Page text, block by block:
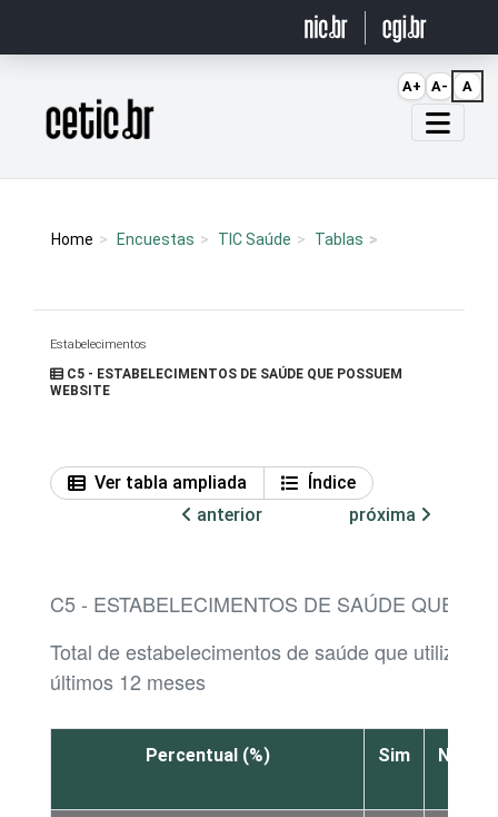
Página inicial
Home Encuestas TIC Saúde Tablas
Estabelecimentos
C5 - ESTABELECIMENTOS DE SAÚDE QUE POSSUEM
WEBSITE
Ver tabla ampliada
Índice
anterior
próxima
C5 - ESTABELECIMENTOS DE SAÚDE QUE
Total de estabelecimentos de saúde que
últimos 12 meses
Percentual (%) Sim Não
A+ A- A